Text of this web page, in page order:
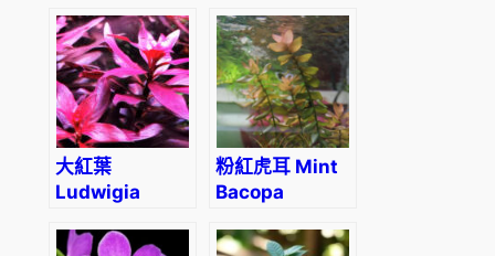
大紅葉
Ludwigia
粉紅虎耳 Mint
Bacopa
caroliniana